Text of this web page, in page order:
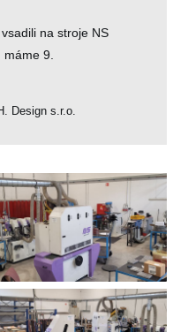
na stroje NS
máme 9.
Design s.r.o.